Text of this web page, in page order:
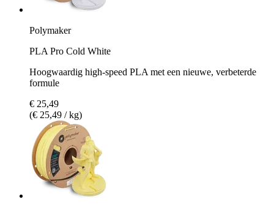
Polymaker
PLA Pro Cold White
Hoogwaardig high-speed PLA met een nieuwe, verbeterde
formule
€ 25,49
(€ 25,49 / kg)